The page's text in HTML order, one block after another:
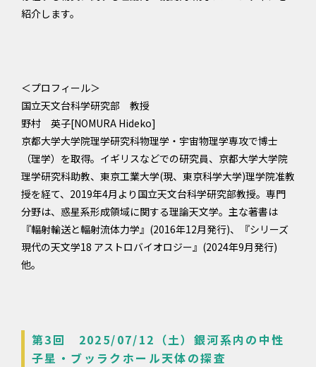
紹介します。
＜プロフィール＞
国立天文台科学研究部 教授
野村 英子[NOMURA Hideko]
京都大学大学院理学研究科物理学・宇宙物理学専攻で博士
（理学）を取得。イギリスなどでの研究員、京都大学大学院
理学研究科助教、東京工業大学(現、東京科学大学)理学院准教
授を経て、2019年4月より国立天文台科学研究部教授。専門
分野は、惑星系形成領域に関する理論天文学。主な著書は
『輻射輸送と輻射流体力学』(2016年12月発行)、『シリーズ
現代の天文学18 アストロバイオロジー』(2024年9月発行)
他。
第3回 2025/07/12（土）銀河系内の中性
子星・ブッラクホール天体の探査